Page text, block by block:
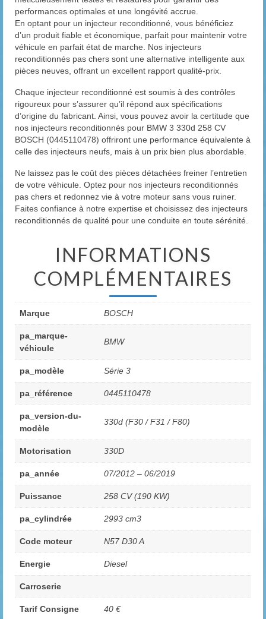
performances optimales et une longévité accrue.
En optant pour un injecteur reconditionné, vous bénéficiez
d’un produit fiable et économique, parfait pour maintenir votre
véhicule en parfait état de marche. Nos injecteurs
reconditionnés pas chers sont une alternative intelligente aux
pièces neuves, offrant un excellent rapport qualité-prix.
Chaque injecteur reconditionné est soumis à des contrôles
rigoureux pour s’assurer qu’il répond aux spécifications
d’origine du fabricant. Ainsi, vous pouvez avoir la certitude que
nos injecteurs reconditionnés pour BMW 3 330d 258 CV
BOSCH (0445110478) offriront une performance équivalente à
celle des injecteurs neufs, mais à un prix bien plus abordable.
Ne laissez pas le coût des pièces détachées freiner l’entretien
de votre véhicule. Optez pour nos injecteurs reconditionnés
pas chers et redonnez vie à votre moteur sans vous ruiner.
Faites confiance à notre expertise et choisissez des injecteurs
reconditionnés de qualité pour une conduite en toute sérénité.
INFORMATIONS
COMPLÉMENTAIRES
Marque BOSCH
pa_marque-
véhicule
BMW
pa_modèle Série 3
pa_référence 0445110478
pa_version-du-
modèle
330d (F30 / F31 / F80)
Motorisation 330D
pa_année 07/2012 – 06/2019
Puissance 258 CV (190 KW)
pa_cylindrée 2993 cm3
Code moteur N57 D30 A
Energie Diesel
Carroserie
Tarif Consigne 40 €